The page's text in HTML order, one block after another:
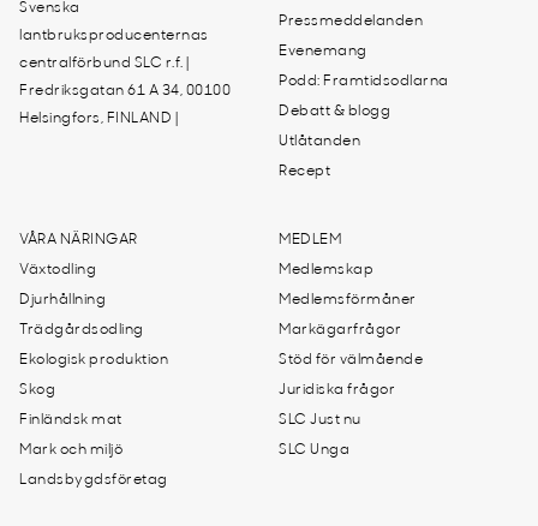
Svenska
lantbruksproducenternas
centralförbund SLC r.f. |
Fredriksgatan 61 A 34, 00100
Helsingfors, FINLAND |
Pressmeddelanden
Evenemang
Podd: Framtidsodlarna
Debatt & blogg
Utlåtanden
Recept
VÅRA NÄRINGAR
Växtodling
Djurhållning
Trädgårdsodling
Ekologisk produktion
Skog
Finländsk mat
Mark och miljö
Landsbygdsföretag
MEDLEM
Medlemskap
Medlemsförmåner
Markägarfrågor
Stöd för välmående
Juridiska frågor
SLC Just nu
SLC Unga